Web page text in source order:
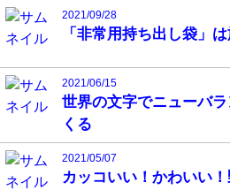
2021/09/28
「非常用持ち出し袋」
2021/06/15
世界の文字でニューバ
くる
2021/05/07
カッコいい！かわいい